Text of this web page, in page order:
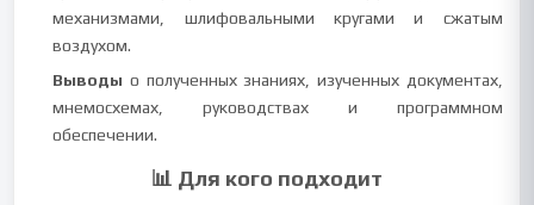
механизмами, шлифовальными кругами и сжатым
воздухом.
Выводы о полученных знаниях, изученных документах,
мнемосхемах, руководствах и программном
обеспечении.
📊 Для кого подходит